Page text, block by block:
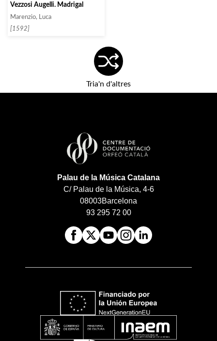
Vezzosi Augelli. Madrigal
Marenzio, Luca
[1592]
Tria'n d'altres
Palau de la Música Catalana
C/ Palau de la Música, 4-6
08003Barcelona
93 295 72 00